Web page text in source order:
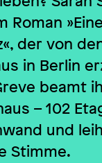
Roman
der von
in Berlin
beamt
– 102
und
Stimme.